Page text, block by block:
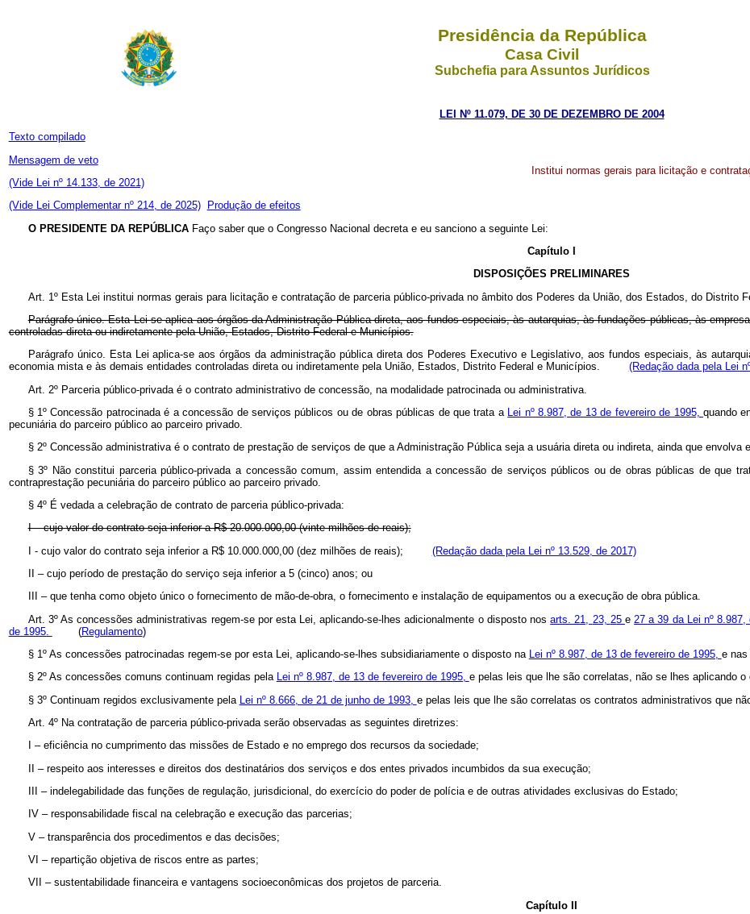
Presidência da República
Casa Civil
Subchefia para Assuntos Jurídicos
LEI Nº 11.079, DE 30 DE DEZEMBRO DE 2004
Texto compilado
Mensagem de veto
(Vide Lei nº 14.133, de 2021)
(Vide Lei Complementar nº 214, de 2025)
Produção de efeitos
Institui normas gerais para licitação e
O PRESIDENTE DA REPÚBLICA Faço saber que o Congresso Nacional decreta e eu sanciono a seguinte Lei:
Capítulo I
DISPOSIÇÕES PRELIMINARES
Art. 1º Esta Lei institui normas gerais para licitação e contratação de parceria público-privada no âmbito dos Poderes da União, dos Estados, do Distrito
Parágrafo único. Esta Lei se aplica aos órgãos da Administração Pública direta, aos fundos especiais, às autarquias, às fundações públicas, às
controladas direta ou indiretamente pela União, Estados, Distrito Federal e Municípios.
Parágrafo único. Esta Lei aplica-se aos órgãos da administração pública direta dos Poderes Executivo e Legislativo, aos fundos especiais, às
economia mista e às demais entidades controladas direta ou indiretamente pela União, Estados, Distrito Federal e Municípios. (Redação dada pela Lei
Art. 2º Parceria público-privada é o contrato administrativo de concessão, na modalidade patrocinada ou administrativa.
§ 1º Concessão patrocinada é a concessão de serviços públicos ou de obras públicas de que trata a
Lei nº 8.987, de 13 de fevereiro de 1995, quando
pecuniária do parceiro público ao parceiro privado.
§ 2º Concessão administrativa é o contrato de prestação de serviços de que a Administração Pública seja a usuária direta ou indireta, ainda que
§ 3º Não constitui parceria público-privada a concessão comum, assim entendida a concessão de serviços públicos ou de obras públicas de que
contraprestação pecuniária do parceiro público ao parceiro privado.
§ 4º É vedada a celebração de contrato de parceria público-privada:
I – cujo valor do contrato seja inferior a R$ 20.000.000,00 (vinte milhões de reais);
I - cujo valor do contrato seja inferior a R$ 10.000.000,00 (dez milhões de reais); (Redação dada pela Lei nº 13.529, de 2017)
II – cujo período de prestação do serviço seja inferior a 5 (cinco) anos; ou
III – que tenha como objeto único o fornecimento de mão-de-obra, o fornecimento e instalação de equipamentos ou a execução de obra pública.
Art. 3º As concessões administrativas regem-se por esta Lei, aplicando-se-lhes adicionalmente o disposto nosarts. 21, 23, 25 e 27 a 39 da Lei nº
de 1995.
(Regulamento)
§ 1º As concessões patrocinadas regem-se por esta Lei, aplicando-se-lhes subsidiariamente o disposto na
Lei nº 8.987, de 13 de fevereiro de 1995, e
§ 2º As concessões comuns continuam regidas pela Lei nº 8.987, de 13 de fevereiro de 1995, e pelas leis que lhe são correlatas, não se lhes aplicando o
§ 3º Continuam regidos exclusivamente pela Lei nº 8.666, de 21 de junho de 1993, e pelas leis que lhe são correlatas os contratos administrativos que
Art. 4º Na contratação de parceria público-privada serão observadas as seguintes diretrizes:
I – eficiência no cumprimento das missões de Estado e no emprego dos recursos da sociedade;
II – respeito aos interesses e direitos dos destinatários dos serviços e dos entes privados incumbidos da sua execução;
III – indelegabilidade das funções de regulação, jurisdicional, do exercício do poder de polícia e de outras atividades exclusivas do Estado;
IV – responsabilidade fiscal na celebração e execução das parcerias;
V – transparência dos procedimentos e das decisões;
VI – repartição objetiva de riscos entre as partes;
VII – sustentabilidade financeira e vantagens socioeconômicas dos projetos de parceria.
Capítulo II